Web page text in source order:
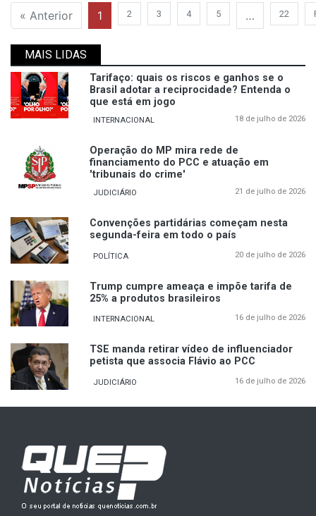
« Anterior 1 2 3 4 5 … 22
MAIS LIDAS
Tarifaço: quais os riscos e ganhos se o
Brasil adotar a reciprocidade? Entenda o
que está em jogo
INTERNACIONAL 18 de julho de 2026
Operação do MP mira rede de
financiamento do PCC e atuação em
'tribunais do crime'
JUDICIÁRIO 21 de julho de 2026
Convenções partidárias começam nesta
segunda-feira em todo o país
POLÍTICA 20 de julho de 2026
Trump cumpre ameaça e impõe tarifa de
25% a produtos brasileiros
INTERNACIONAL 16 de julho de 2026
TSE manda retirar vídeo de influenciador
petista que associa Flávio ao PCC
JUDICIÁRIO 16 de julho de 2026